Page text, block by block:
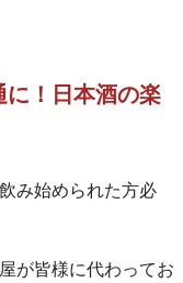
に！日本酒の楽
み始められた方必
が皆様に代わってお